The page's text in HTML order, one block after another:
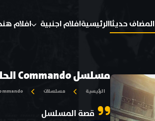
المضاف حديثاالرئيسيةافلام اجنبية افلام
مسلسل Commando الحلقة 2 مترجمة
الرئيسية مسلسلات
قصة المسلسل